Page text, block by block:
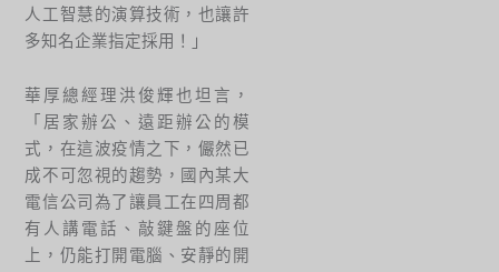
人工智慧的演算技術，也讓許
多知名企業指定採用！」
華厚總經理洪俊輝也坦言，
「居家辦公、遠距辦公的模
式，在這波疫情之下，儼然已
成不可忽視的趨勢，國內某大
電信公司為了讓員工在四周都
有人講電話、敲鍵盤的座位
上，仍能打開電腦、安靜的開